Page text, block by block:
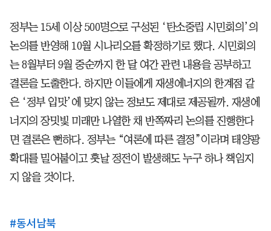
정부는 15세 이상 500명으로 구성된 ‘탄소중립 시민회의’의
논의를 반영해 10월 시나리오를 확정하기로 했다. 시민회의
는 8월부터 9월 중순까지 한 달 여간 관련 내용을 공부하고
결론을 도출한다. 하지만 이들에게 재생에너지의 한계점 같
은 ‘정부 입맛’에 맞지 않는 정보도 제대로 제공될까. 재생에
너지의 장밋빛 미래만 나열한 채 반쪽짜리 논의를 진행한다
면 결론은 뻔하다. 정부는 “여론에 따른 결정”이라며 태양광
확대를 밀어붙이고 훗날 정전이 발생해도 누구 하나 책임지
지 않을 것이다.
#동서남북